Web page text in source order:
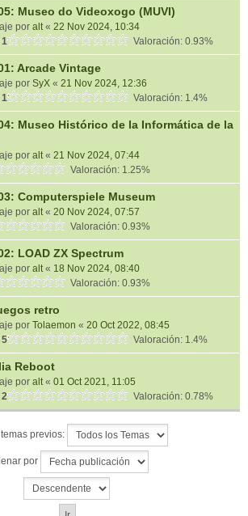
Museo do Videoxogo (MUVI)
por alt« 22 Nov 2024, 10:34
1 Valoración: 0.93%
Arcade Vintage
por SyX « 21 Nov 2024, 12:36
1 Valoración: 1.4%
Museo Histórico de la Informática de la
por alt« 21 Nov 2024, 07:44
Valoración: 1.25%
Computerspiele Museum
por alt« 20 Nov 2024, 07:57
Valoración: 0.93%
LOAD ZX Spectrum
por alt« 18 Nov 2024, 08:40
Valoración: 0.93%
retro
por Tolaemon « 20 Oct 2022, 08:45
5 Valoración: 1.4%
Reboot
por alt« 01 Oct 2021, 11:05
2 Valoración: 0.78%
previos:
por